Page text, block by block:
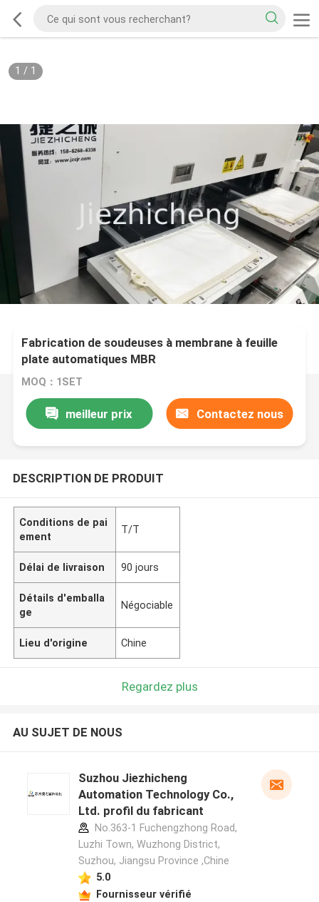
1 / 1
Fabrication de soudeuses à membrane à feuille
plate automatiques MBR
MOQ：1SET
meilleur prix Contactez nous
DESCRIPTION DE PRODUIT
Conditions de pai
ement
T/T
Délai de livraison 90 jours
Détails d'emballa
ge
Négociable
Lieu d'origine Chine
Regardez plus
AU SUJET DE NOUS
Suzhou Jiezhicheng
Automation Technology Co.,
Ltd. profil du fabricant
No.363-1 Fuchengzhong Road,
Luzhi Town, Wuzhong District,
Suzhou, Jiangsu Province ,Chine
5.0
Fournisseur vérifié